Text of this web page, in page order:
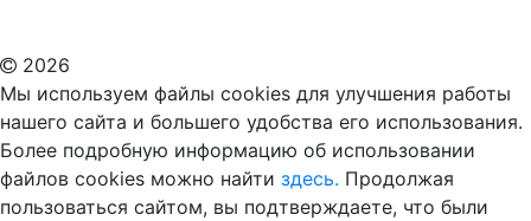
2026
Мы используем файлы cookies для улучшения работы
нашего сайта и большего удобства его использования.
Более подробную информацию об использовании
файлов cookies можно найти здесь. Продолжая
пользоваться сайтом, вы подтверждаете, что были